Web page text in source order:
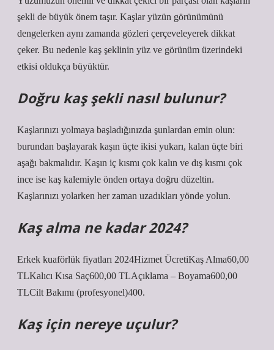
şekli de büyük önem taşır. Kaşlar yüzün görünümünü
dengelerken aynı zamanda gözleri çerçeveleyerek dikkat
çeker. Bu nedenle kaş şeklinin yüz ve görünüm üzerindeki
etkisi oldukça büyüktür.
Doğru kaş şekli nasıl bulunur?
Kaşlarınızı yolmaya başladığınızda şunlardan emin olun:
burundan başlayarak kaşın üçte ikisi yukarı, kalan üçte biri
aşağı bakmalıdır. Kaşın iç kısmı çok kalın ve dış kısmı çok
ince ise kaş kalemiyle önden ortaya doğru düzeltin.
Kaşlarınızı yolarken her zaman uzadıkları yönde yolun.
Kaş alma ne kadar 2024?
Erkek kuaförlük fiyatları 2024Hizmet ÜcretiKaş Alma60,00
TLKalıcı Kısa Saç600,00 TLAçıklama – Boyama600,00
TLCilt Bakımı (profesyonel)400.
Kaş için nereye uçulur?